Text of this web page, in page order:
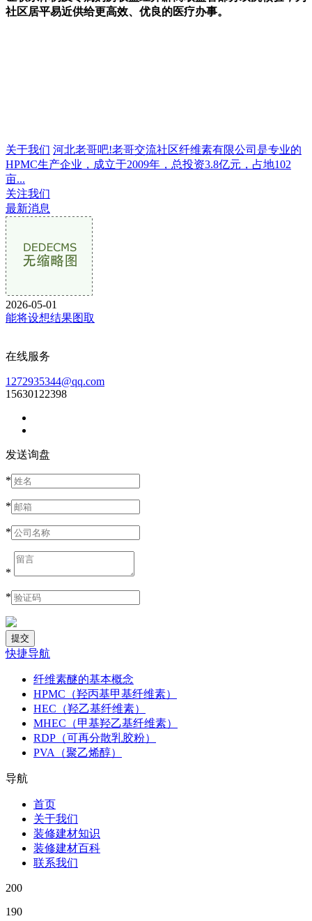
社区居平易近供给更高效、优良的医疗办事。
关于我们 河北老哥吧!老哥交流社区纤维素有限公司是专业的
HPMC生产企业，成立于2009年，总投资3.8亿元，占地102
亩...
关注我们
最新消息
2026-05-01
能将设想结果图取
在线服务
1272935344@qq.com
15630122398
发送询盘
*
*
*
*
*
快捷导航
纤维素醚的基本概念
HPMC（羟丙基甲基纤维素）
HEC（羟乙基纤维素）
MHEC（甲基羟乙基纤维素）
RDP（可再分散乳胶粉）
PVA（聚乙烯醇）
导航
首页
关于我们
装修建材知识
装修建材百科
联系我们
200
190